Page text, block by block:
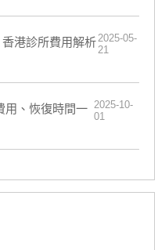
港診所費用解析 2025-05-
21
用、恢復時間一
2025-10-
01